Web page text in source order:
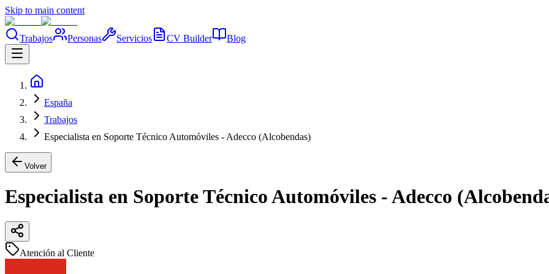
Skip to main content
Trabajos Personas Servicios CV Builder Blog
España
Trabajos
Especialista en Soporte Técnico Automóviles - Adecco (Alcobendas)
Volver
Especialista en Soporte Técnico Automóviles - Adecco
Atención al Cliente